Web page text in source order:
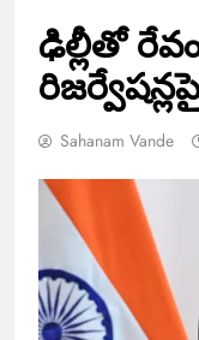
ఢిల్లీతో
Sahanam Vande